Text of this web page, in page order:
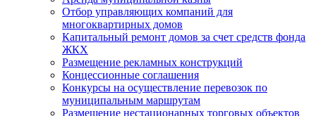
Отбор управляющих компаний для
многоквартирных домов
Капитальный ремонт домов за счет средств фонда
ЖКХ
Размещение рекламных конструкций
Концессионные соглашения
Конкурсы на осуществление перевозок по
муниципальным маршрутам
Размещение нестационарных торговых объектов